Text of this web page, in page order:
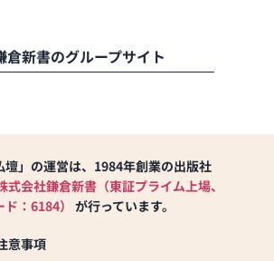
倉新書のグループサイト
壇」の運営は、1984年創業の出版社
式会社鎌倉新書（東証プライム上場、
：6184）
が行っています。
意事項